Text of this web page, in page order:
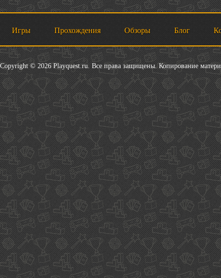
Игры Прохождения Обзоры Блог
Copyright © 2026 Playquest.ru. Все права защищены. Копирование